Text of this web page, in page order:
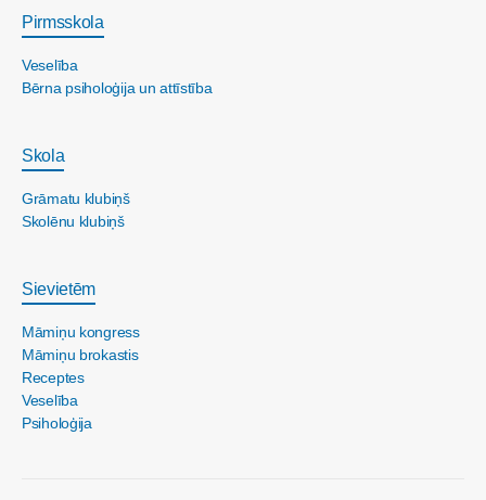
Pirmsskola
Veselība
Bērna psiholoģija un attīstība
Skola
Grāmatu klubiņš
Skolēnu klubiņš
Sievietēm
Māmiņu kongress
Māmiņu brokastis
Receptes
Veselība
Psiholoģija